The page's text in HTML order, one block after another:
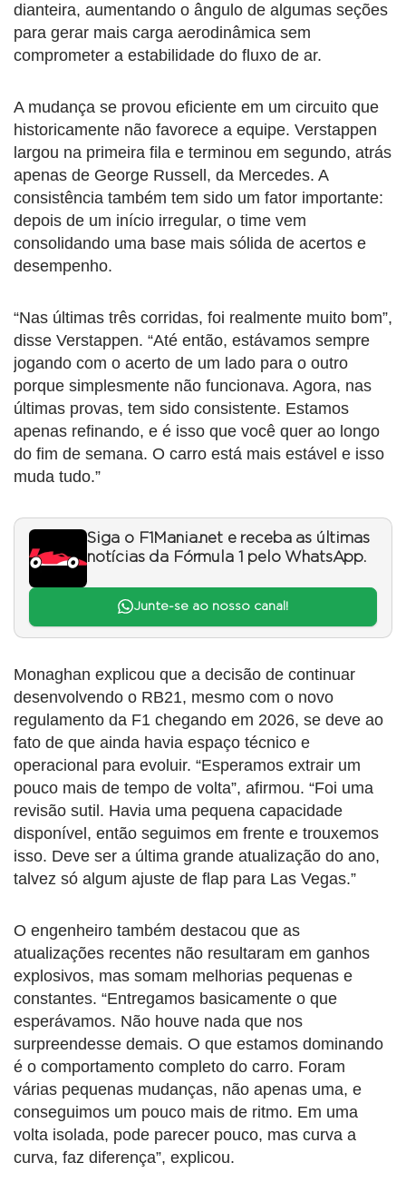
dianteira, aumentando o ângulo de algumas seções
para gerar mais carga aerodinâmica sem
comprometer a estabilidade do fluxo de ar.
A mudança se provou eficiente em um circuito que
historicamente não favorece a equipe. Verstappen
largou na primeira fila e terminou em segundo, atrás
apenas de George Russell, da Mercedes. A
consistência também tem sido um fator importante:
depois de um início irregular, o time vem
consolidando uma base mais sólida de acertos e
desempenho.
“Nas últimas três corridas, foi realmente muito bom”,
disse Verstappen. “Até então, estávamos sempre
jogando com o acerto de um lado para o outro
porque simplesmente não funcionava. Agora, nas
últimas provas, tem sido consistente. Estamos
apenas refinando, e é isso que você quer ao longo
do fim de semana. O carro está mais estável e isso
muda tudo.”
Siga o F1Mania.net e receba as últimas
notícias da Fórmula 1 pelo WhatsApp.
Junte-se ao nosso canal!
Monaghan explicou que a decisão de continuar
desenvolvendo o RB21, mesmo com o novo
regulamento da F1 chegando em 2026, se deve ao
fato de que ainda havia espaço técnico e
operacional para evoluir. “Esperamos extrair um
pouco mais de tempo de volta”, afirmou. “Foi uma
revisão sutil. Havia uma pequena capacidade
disponível, então seguimos em frente e trouxemos
isso. Deve ser a última grande atualização do ano,
talvez só algum ajuste de flap para Las Vegas.”
O engenheiro também destacou que as
atualizações recentes não resultaram em ganhos
explosivos, mas somam melhorias pequenas e
constantes. “Entregamos basicamente o que
esperávamos. Não houve nada que nos
surpreendesse demais. O que estamos dominando
é o comportamento completo do carro. Foram
várias pequenas mudanças, não apenas uma, e
conseguimos um pouco mais de ritmo. Em uma
volta isolada, pode parecer pouco, mas curva a
curva, faz diferença”, explicou.